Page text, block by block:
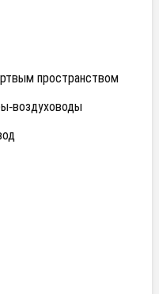
пространством
воздуховоды